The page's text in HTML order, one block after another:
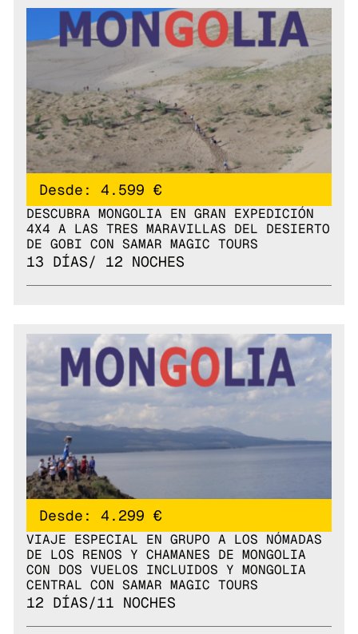
Desde: 4.599 €
DESCUBRA MONGOLIA EN GRAN EXPEDICIÓN
4X4 A LAS TRES MARAVILLAS DEL DESIERTO
DE GOBI CON SAMAR MAGIC TOURS
13 DÍAS/ 12 NOCHES
Desde: 4.299 €
VIAJE ESPECIAL EN GRUPO A LOS NÓMADAS
DE LOS RENOS Y CHAMANES DE MONGOLIA
CON DOS VUELOS INCLUIDOS Y MONGOLIA
CENTRAL CON SAMAR MAGIC TOURS
12 DÍAS/11 NOCHES